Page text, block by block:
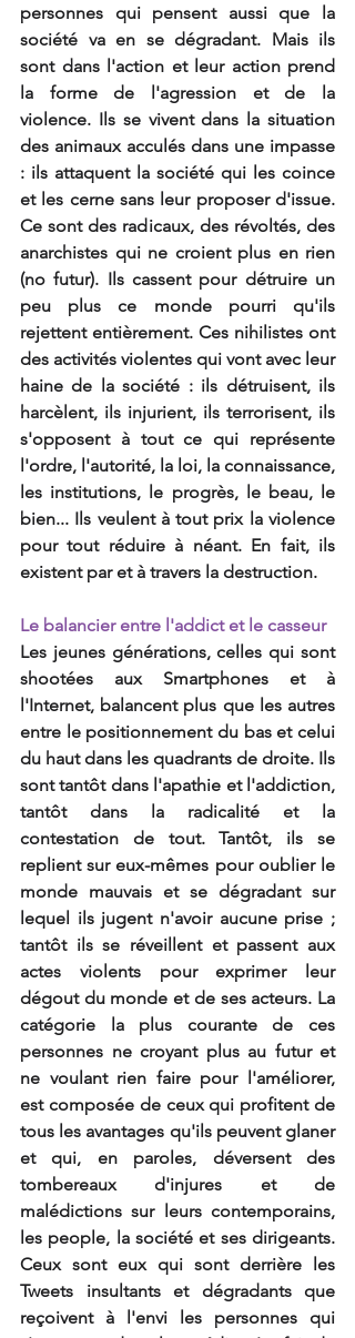
personnes qui pensent aussi que la
société va en se dégradant. Mais ils
sont dans l'action et leur action prend
la forme de l'agression et de la
violence. Ils se vivent dans la situation
des animaux acculés dans une impasse
: ils attaquent la société qui les coince
et les cerne sans leur proposer d'issue.
Ce sont des radicaux, des révoltés, des
anarchistes qui ne croient plus en rien
(no futur). Ils cassent pour détruire un
peu plus ce monde pourri qu'ils
rejettent entièrement. Ces nihilistes ont
des activités violentes qui vont avec leur
haine de la société : ils détruisent, ils
harcèlent, ils injurient, ils terrorisent, ils
s'opposent à tout ce qui représente
l'ordre, l'autorité, la loi, la connaissance,
les institutions, le progrès, le beau, le
bien... Ils veulent à tout prix la violence
pour tout réduire à néant. En fait, ils
existent par et à travers la destruction.
Le balancier entre l'addict et le casseur
Les jeunes générations, celles qui sont
shootées aux Smartphones et à
l'Internet, balancent plus que les autres
entre le positionnement du bas et celui
du haut dans les quadrants de droite. Ils
sont tantôt dans l'apathie et l'addiction,
tantôt dans la radicalité et la
contestation de tout. Tantôt, ils se
replient sur eux-mêmes pour oublier le
monde mauvais et se dégradant sur
lequel ils jugent n'avoir aucune prise ;
tantôt ils se réveillent et passent aux
actes violents pour exprimer leur
dégout du monde et de ses acteurs. La
catégorie la plus courante de ces
personnes ne croyant plus au futur et
ne voulant rien faire pour l'améliorer,
est composée de ceux qui profitent de
tous les avantages qu'ils peuvent glaner
et qui, en paroles, déversent des
tombereaux d'injures et de
malédictions sur leurs contemporains,
les people, la société et ses dirigeants.
Ceux sont eux qui sont derrière les
Tweets insultants et dégradants que
reçoivent à l'envi les personnes qui